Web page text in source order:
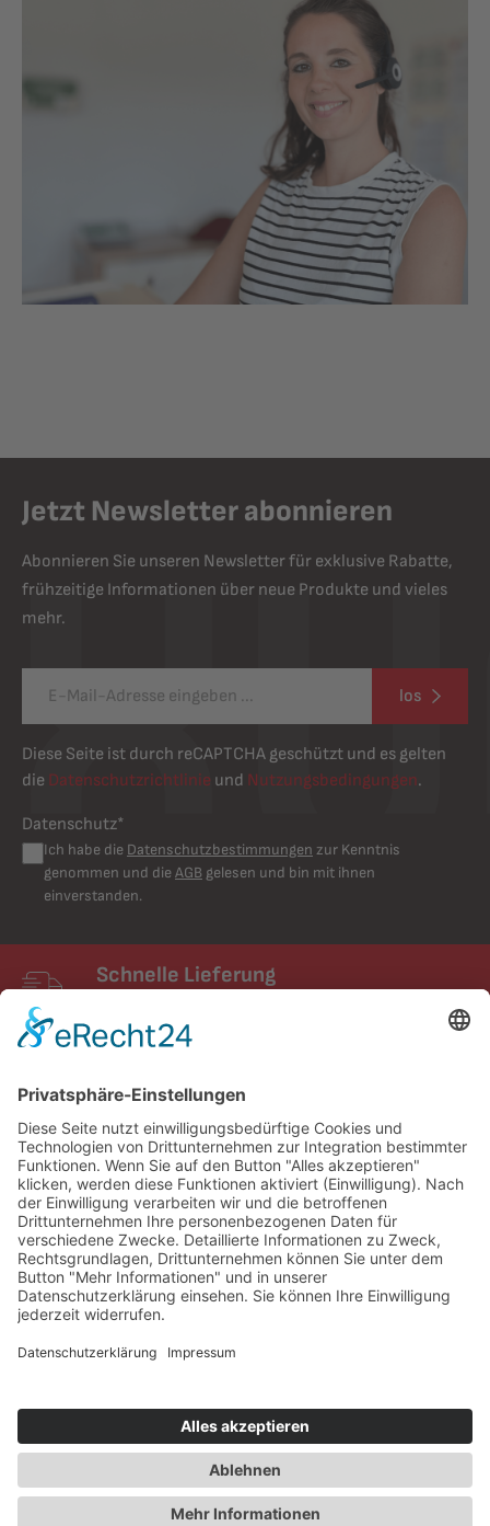
Jetzt Newsletter abonnieren
Abonnieren Sie unseren Newsletter für exklusive Rabatte,
frühzeitige Informationen über neue Produkte und vieles
mehr.
los
Diese Seite ist durch reCAPTCHA geschützt und es gelten
die Datenschutzrichtlinie und Nutzungsbedingungen.
Datenschutz*
Ich habe die Datenschutzbestimmungen zur Kenntnis
genommen und dieAGB gelesen und bin mit ihnen
einverstanden.
Schnelle Lieferung
Creative Technology GmbH
Entdecken
Service und Kontakt
Partner & Netzwerke
Cookie-Einstellungen
*Alle Preise exkl. gesetzl. Mehrwertsteuer zzgl.
und ggf. Nachnahmegebühren, wenn nicht anders angegeben.